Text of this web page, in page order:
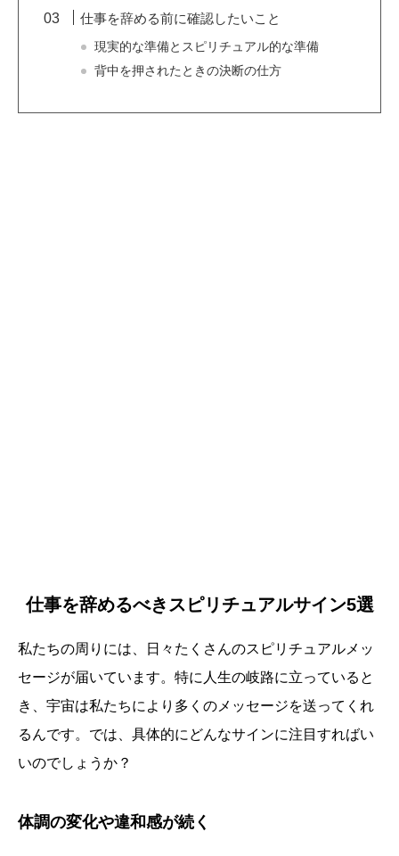
仕事を辞める前に確認したいこと
現実的な準備とスピリチュアル的な準備
背中を押されたときの決断の仕方
仕事を辞めるべきスピリチュアルサイン5選
私たちの周りには、日々たくさんのスピリチュアルメッ
セージが届いています。特に人生の岐路に立っていると
き、宇宙は私たちにより多くのメッセージを送ってくれ
るんです。では、具体的にどんなサインに注目すればい
いのでしょうか？
体調の変化や違和感が続く